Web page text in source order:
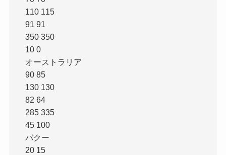
110 115
91 91
350 350
10 0
オーストラリア
90 85
130 130
82 64
285 335
45 100
バクー
20 15